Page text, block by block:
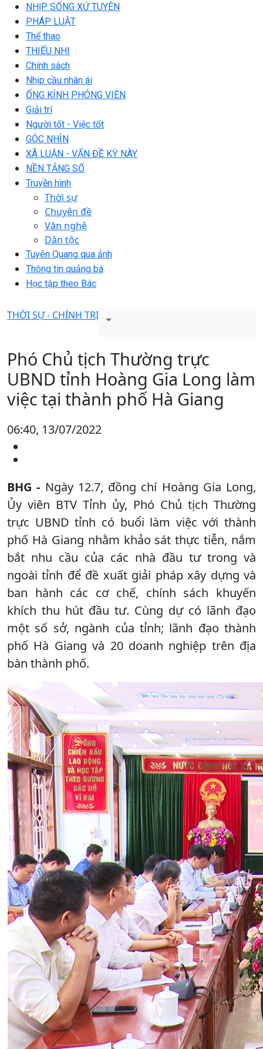
NHỊP SỐNG XỨ TUYÊN
PHÁP LUẬT
Thể thao
THIẾU NHI
Chính sách
Nhịp cầu nhân ái
ỐNG KÍNH PHÓNG VIÊN
Giải trí
Người tốt - Việc tốt
GÓC NHÌN
XÃ LUẬN - VẤN ĐỀ KỲ NÀY
NỀN TẢNG SỐ
Truyền hình
Thời sự
Chuyên đề
Văn nghệ
Dân tộc
Tuyên Quang qua ảnh
Thông tin quảng bá
Học tập theo Bác
THỜI SỰ - CHÍNH TRỊ
Phó Chủ tịch Thường trực
UBND tỉnh Hoàng Gia Long làm
việc tại thành phố Hà Giang
06:40, 13/07/2022
BHG - Ngày 12.7, đồng chí Hoàng Gia Long,
Ủy viên BTV Tỉnh ủy, Phó Chủ tịch Thường
trực UBND tỉnh có buổi làm việc với thành
phố Hà Giang nhằm khảo sát thực tiễn, nắm
bắt nhu cầu của các nhà đầu tư trong và
ngoài tỉnh để đề xuất giải pháp xây dựng và
ban hành các cơ chế, chính sách khuyến
khích thu hút đầu tư. Cùng dự có lãnh đạo
một số sở, ngành của tỉnh; lãnh đạo thành
phố Hà Giang và 20 doanh nghiệp trên địa
bàn thành phố.